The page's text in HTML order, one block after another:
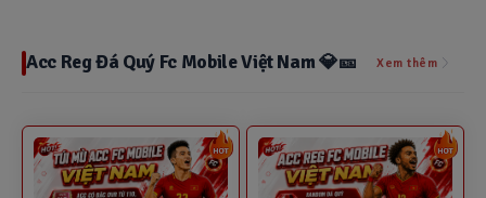
Acc Reg Đá Quý Fc Mobile Việt Nam 💎🎫 Xem thêm